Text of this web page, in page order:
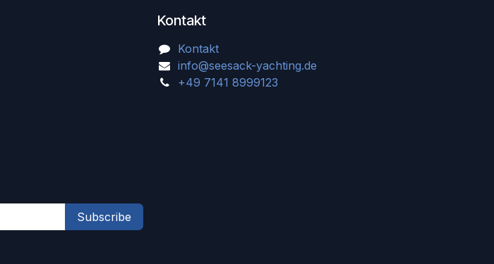
Kontakt
Kontakt
info@seesack-yachting.de
+49 7141 8999123
Subscribe